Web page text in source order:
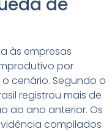
às empresas
por
cenário. Segundo o
registrou mais de
ao ano anterior. Os
compilados